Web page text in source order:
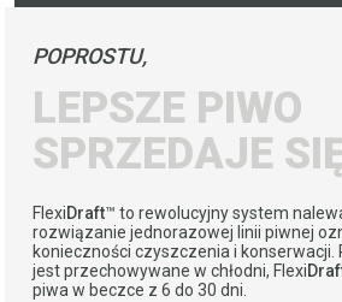
POPROSTU,
LEPSZE PIWO
SPRZEDAJE
FlexiDraft™ to rewolucyjny system
rozwiązanie jednorazowej linii piwnej
konieczności czyszczenia i
jest przechowywane w chłodni, Flexi
piwa w beczce z 6 do 30 dni.